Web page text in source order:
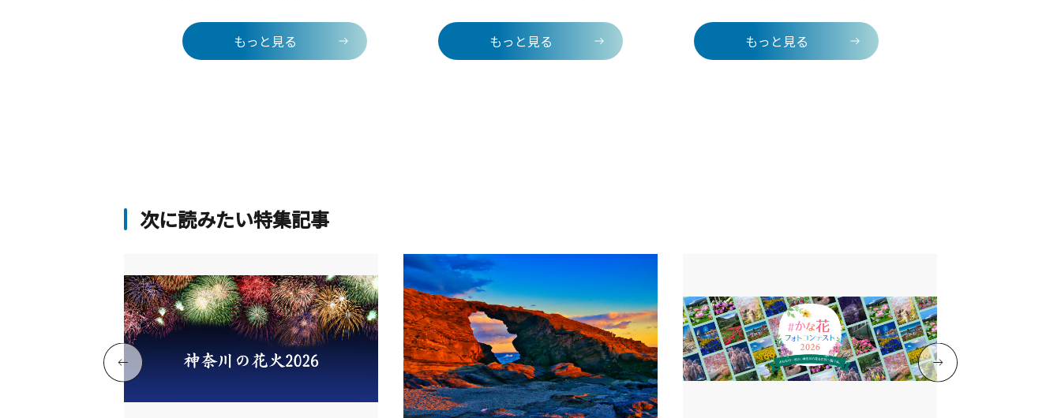
ルな体験を味わうことができます。
しても信仰が篤く、全国より多くの参拝者が
訪れます。
もっと見る
地に建つクレーンやドックを眺めることがで
きます。
もっと見る
海と富士山を望みながらサウナを楽しめま
す。パームツリーが揺れる異国情緒あふれる
気ままな休日をご体験ください。
もっと見る
次に読みたい特集記事